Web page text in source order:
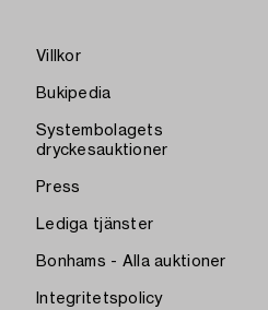
Villkor
Bukipedia
Systembolagets
dryckesauktioner
Press
Lediga tjänster
Bonhams - Alla auktioner
Integritetspolicy